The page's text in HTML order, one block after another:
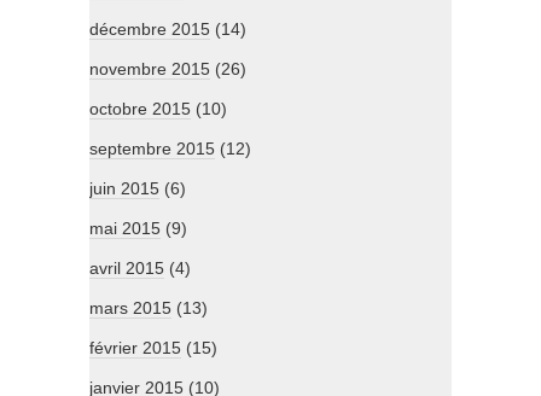
décembre 2015 (14)
novembre 2015 (26)
octobre 2015 (10)
septembre 2015 (12)
juin 2015 (6)
mai 2015 (9)
avril 2015 (4)
mars 2015 (13)
février 2015 (15)
janvier 2015 (10)